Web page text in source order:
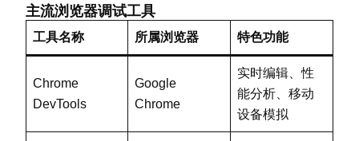
主流浏览器调试工具
工具名称 所属浏览器 特色功能
Chrome
DevTools
Google
Chrome
实时编辑、性
能分析、移动
设备模拟